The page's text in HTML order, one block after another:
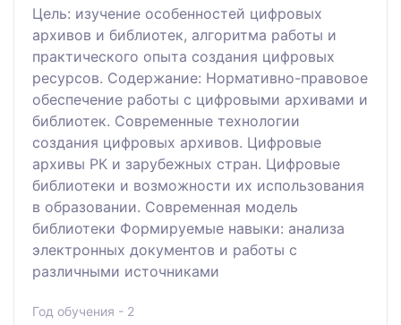
Цель: изучение особенностей цифровых
архивов и библиотек, алгоритма работы и
практического опыта создания цифровых
ресурсов. Содержание: Нормативно-правовое
обеспечение работы с цифровыми архивами и
библиотек. Современные технологии
создания цифровых архивов. Цифровые
архивы РК и зарубежных стран. Цифровые
библиотеки и возможности их использования
в образовании. Современная модель
библиотеки Формируемые навыки: анализа
электронных документов и работы с
различными источниками
Год обучения - 2